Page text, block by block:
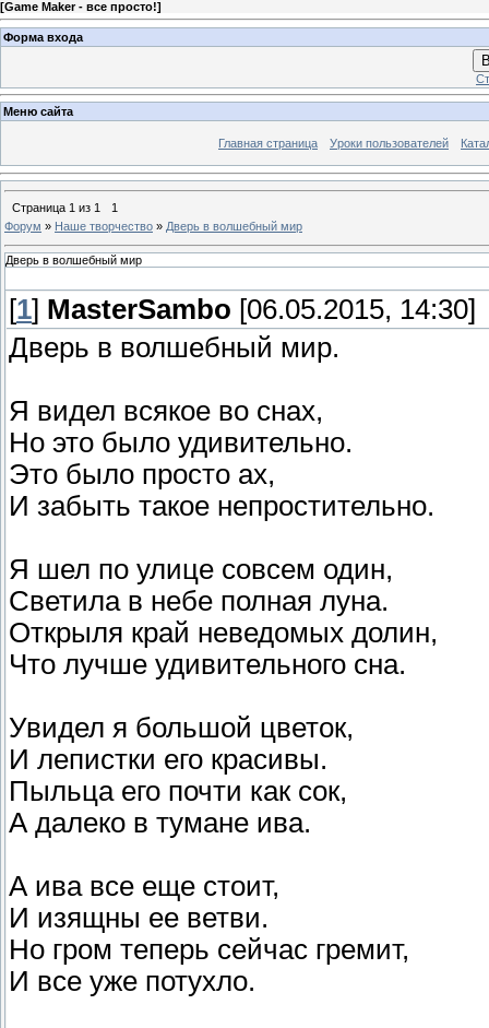
[Game Maker - все просто!]
Форма входа
Меню сайта
Главная страница Уроки пользователей
Страница 1 из 1
1
Форум » Наше творчество » Дверь в волшебный мир
Дверь в волшебный мир
[1] MasterSambo [06.05.2015, 14:30]
Дверь в волшебный мир.
Я видел всякое во снах,
Но это было удивительно.
Это было просто ах,
И забыть такое непростительно.
Я шел по улице совсем один,
Светила в небе полная луна.
Открыля край неведомых долин,
Что лучше удивительного сна.
Увидел я большой цветок,
И лепистки его красивы.
Пыльца его почти как сок,
А далеко в тумане ива.
А ива все еще стоит,
И изящны ее ветви.
Но гром теперь сейчас гремит,
И все уже потухло.